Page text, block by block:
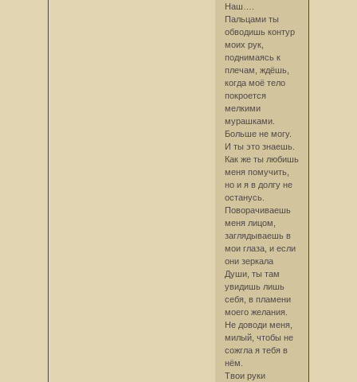
Наш….
Пальцами ты
обводишь контур
моих рук,
поднимаясь к
плечам, ждёшь,
когда моё тело
покроется
мелкими
мурашками.
Больше не могу.
И ты это знаешь.
Как же ты любишь
меня помучить,
но и я в долгу не
останусь.
Поворачиваешь
меня лицом,
заглядываешь в
мои глаза, и если
они зеркала
Души, ты там
увидишь лишь
себя, в пламени
моего желания.
Не доводи меня,
милый, чтобы не
сожгла я тебя в
нём.
Твои руки